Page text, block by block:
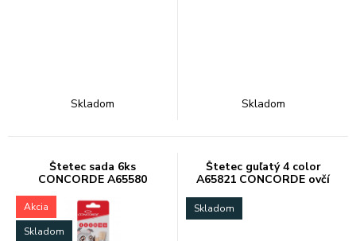
Skladom Skladom
Štetec sada 6ks
CONCORDE A65580
(gul.4,6,8,10pl.10,12)
Akcia
Skladom
Štetec guľatý 4 color
A65821 CONCORDE ovčí
Skladom